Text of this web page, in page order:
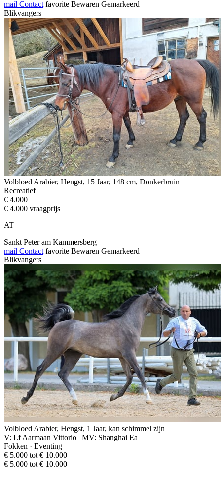
mail Contact favorite Bewaren Gemarkeerd
Blikvangers
Volbloed Arabier, Hengst, 15 Jaar, 148 cm, Donkerbruin
Recreatief
€ 4.000
€ 4.000 vraagprijs
AT
Sankt Peter am Kammersberg
mail Contact favorite Bewaren Gemarkeerd
Blikvangers
Volbloed Arabier, Hengst, 1 Jaar, kan schimmel zijn
V: Lf Aarmaan Vittorio | MV: Shanghai Ea
Fokken · Eventing
€ 5.000 tot € 10.000
€ 5.000 tot € 10.000